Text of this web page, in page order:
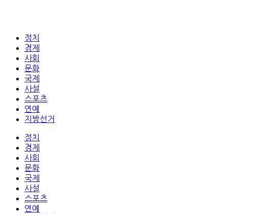
정치
경제
사회
문화
국제
사설
스포츠
연예
지방선거
정치
경제
사회
문화
국제
사설
스포츠
연예